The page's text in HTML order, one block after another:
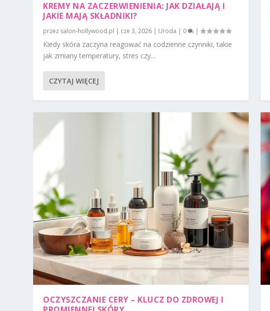
KREMY NA ZACZERWIENIENIA: JAK DZIAŁAJĄ I
JAKIE MAJĄ SKŁADNIKI?
przez salon-hollywood.pl | cze 3, 2026 | Uroda | 0 |
Kiedy skóra zaczyna reagować na codzienne czynniki, takie
jak zmiany temperatury, stres czy...
CZYTAJ WIĘCEJ
OCZYSZCZANIE CERY – KLUCZ DO ZDROWEJ I